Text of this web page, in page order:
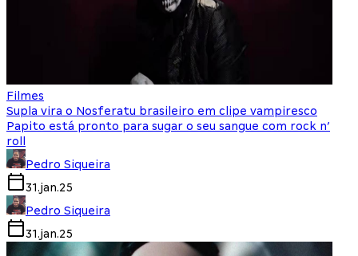
Filmes
Supla vira o Nosferatu brasileiro em clipe vampiresco
Papito está pronto para sugar o seu sangue com rock n’
roll
Pedro Siqueira
31.jan.25
Pedro Siqueira
31.jan.25